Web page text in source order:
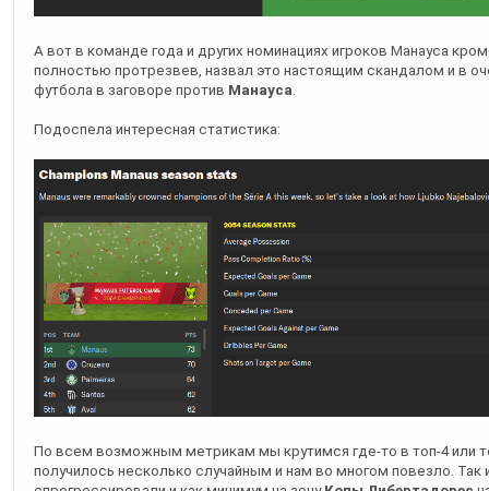
А вот в команде года и других номинациях игроков Манауса
полностью протрезвев, назвал это настоящим скандалом и в
футбола в заговоре против Манауса.
Подоспела интересная статистика:
По всем возможным метрикам мы крутимся где-то в топ-4 или
получилось несколько случайным и нам во многом повезло.